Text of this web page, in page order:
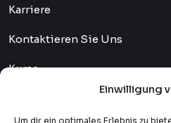
Einwilligung
Um dir ein optimales Erlebnis zu
Karriere
Kontaktieren Sie Uns
Kurse